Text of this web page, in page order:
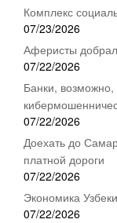
Комплекс
07/23/2026
Аферисты
07/22/2026
Банки, возможно,
07/22/2026
Доехать до
платной дороги
07/22/2026
Экономика
07/22/2026